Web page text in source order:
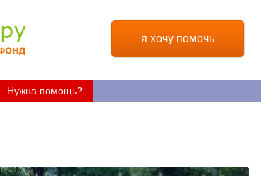
я хочу помочь
Нужна помощь?